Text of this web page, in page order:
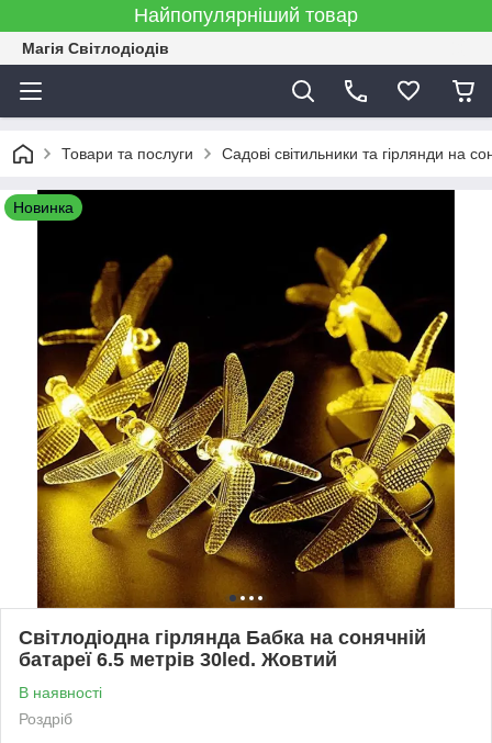
Найпопулярніший товар
Магія Світлодіодів
Товари та послуги Садові світильники та гірлянди на
Новинка
Світлодіодна гірлянда Бабка на сонячній
батареї 6.5 метрів 30led. Жовтий
В наявності
Роздріб